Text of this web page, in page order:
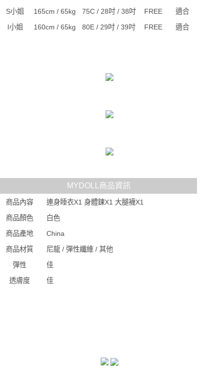
S小姐
165cm / 65kg 75C / 28吋 / 38吋 FREE
適合
I小姐
160cm / 65kg 80E / 29吋 / 39吋 FREE 適合
MYDOLL商品資訊
商品內容
連身睡衣X1 身體鍊X1 大腿襪X1
商品顏色
白色
商品產地
China
商品材質
尼龍 / 彈性纖維 / 其他
彈性
佳
透膚度
佳